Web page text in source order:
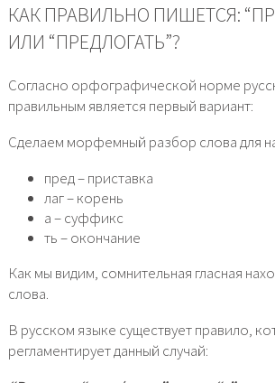
КАК ПРАВИЛЬНО ПИШЕТСЯ:
ИЛИ “ПРЕДЛОГАТЬ”?
Согласно орфографической норме
правильным является первый вариант:
Сделаем морфемный разбор слова для
пред – приставка
лаг – корень
а – суффикс
ть – окончание
Как мы видим, сомнительная гласная
слова.
В русском языке существует правило,
регламентирует данный случай: